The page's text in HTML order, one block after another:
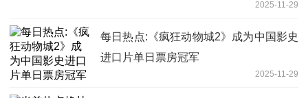
2025-11-29
每日热点:《疯狂动物城2》成为中国影史
进口片单日票房冠军
2025-11-29